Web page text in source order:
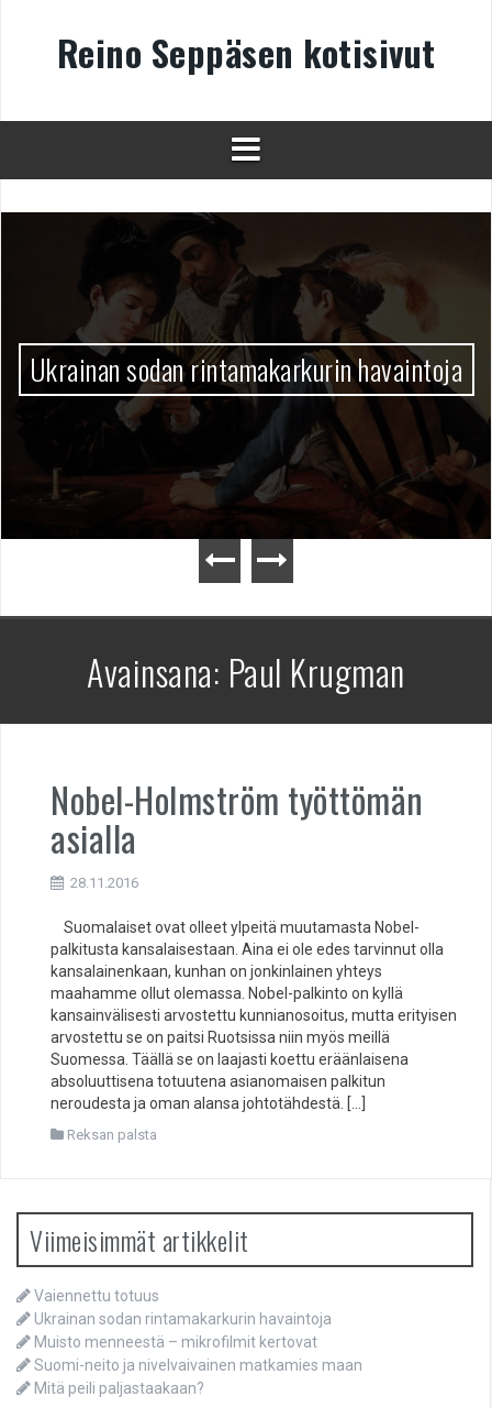
Reino Seppäsen kotisivut
Ukrainan sodan rintamakarkurin havaintoja
Avainsana: Paul Krugman
Nobel-Holmström työttömän
asialla
28.11.2016
Suomalaiset ovat olleet ylpeitä muutamasta Nobel-
palkitusta kansalaisestaan. Aina ei ole edes tarvinnut olla
kansalainenkaan, kunhan on jonkinlainen yhteys
maahamme ollut olemassa. Nobel-palkinto on kyllä
kansainvälisesti arvostettu kunnianosoitus, mutta erityisen
arvostettu se on paitsi Ruotsissa niin myös meillä
Suomessa. Täällä se on laajasti koettu eräänlaisena
absoluuttisena totuutena asianomaisen palkitun
neroudesta ja oman alansa johtotähdestä. […]
Reksan palsta
Viimeisimmät artikkelit
Vaiennettu totuus
Ukrainan sodan rintamakarkurin havaintoja
Muisto menneestä – mikrofilmit kertovat
Suomi-neito ja nivelvaivainen matkamies maan
Mitä peili paljastaakaan?